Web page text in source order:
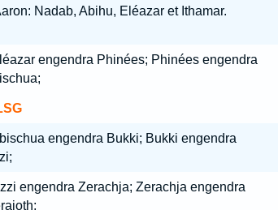
Nadab, Abihu, Eléazar et Ithamar.
engendra Phinées; Phinées engendra
engendra Bukki; Bukki engendra
engendra Zerachja; Zerachja engendra